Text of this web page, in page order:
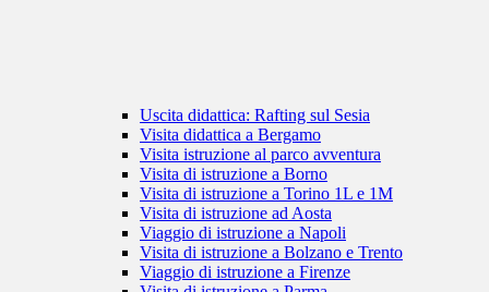
Uscita didattica: Rafting sul Sesia
Visita didattica a Bergamo
Visita istruzione al parco avventura
Visita di istruzione a Borno
Visita di istruzione a Torino 1L e 1M
Visita di istruzione ad Aosta
Viaggio di istruzione a Napoli
Visita di istruzione a Bolzano e Trento
Viaggio di istruzione a Firenze